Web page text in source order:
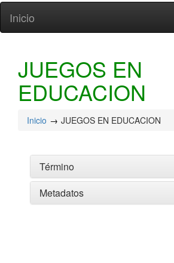
Inicio
JUEGOS EN
EDUCACION
Inicio JUEGOS EN EDUCACION
Término
Metadatos